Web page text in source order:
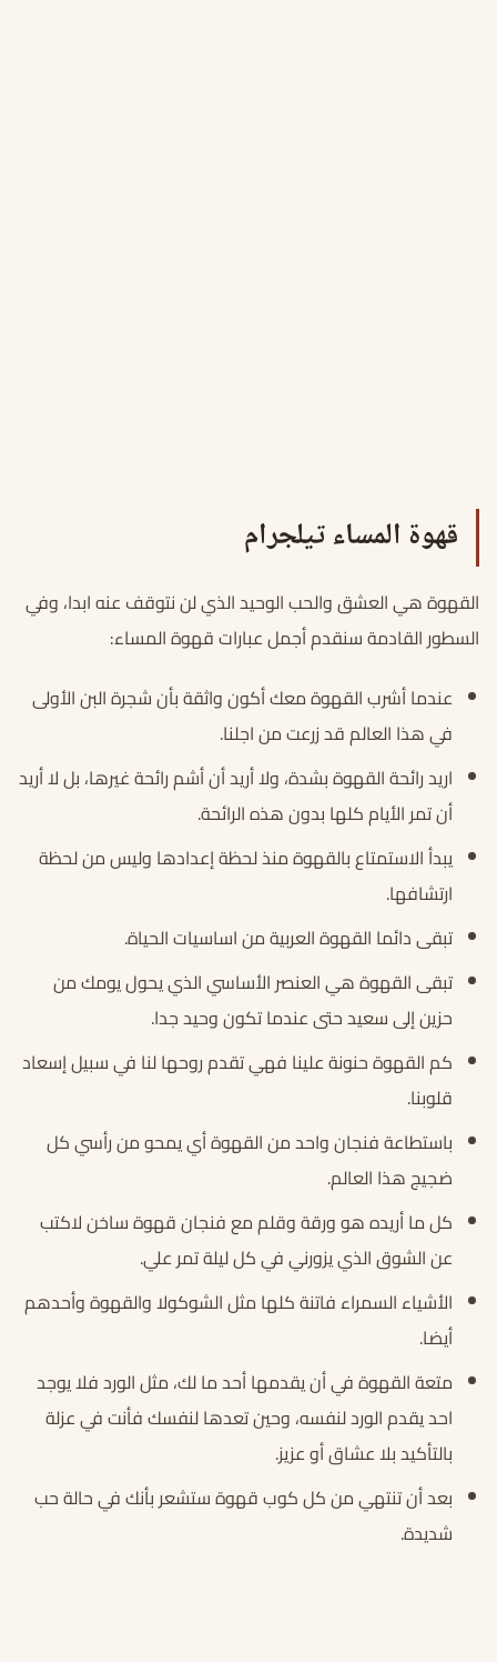
قهوة المساء تيلجرام
القهوة هي العشق والحب الوحيد الذي لن نتوقف عنه ابدا، وفي
السطور القادمة سنقدم أجمل عبارات قهوة المساء:
عندما أشرب القهوة معك أكون واثقة بأن شجرة البن الأولى
في هذا العالم قد زرعت من اجلنا.
اريد رائحة القهوة بشدة، ولا أريد أن أشم رائحة غيرها، بل لا أريد
أن تمر الأيام كلها بدون هذه الرائحة.
يبدأ الاستمتاع بالقهوة منذ لحظة إعدادها وليس من لحظة
ارتشافها.
تبقى دائما القهوة العربية من اساسيات الحياة.
تبقى القهوة هي العنصر الأساسي الذي يحول يومك من
حزين إلى سعيد حتى عندما تكون وحيد جدا.
كم القهوة حنونة علينا فهي تقدم روحها لنا في سبيل إسعاد
قلوبنا.
باستطاعة فنجان واحد من القهوة أي يمحو من رأسي كل
ضجيج هذا العالم.
كل ما أريده هو ورقة وقلم مع فنجان قهوة ساخن لاكتب
عن الشوق الذي يزورني في كل ليلة تمر علي.
الأشياء السمراء فاتنة كلها مثل الشوكولا والقهوة وأحدهم
أيضا.
متعة القهوة في أن يقدمها أحد ما لك، مثل الورد فلا يوجد
احد يقدم الورد لنفسه، وحين تعدها لنفسك فأنت في عزلة
بالتأكيد بلا عشاق أو عزيز.
بعد أن تنتهي من كل كوب قهوة ستشعر بأنك في حالة حب
شديدة.